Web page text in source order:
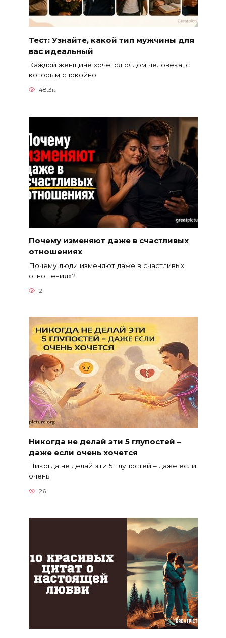
Тест: Узнайте, какой тип мужчины для
вас идеальный
Каждой женщине хочется рядом человека, с
которым спокойно
48.3к.
Почему изменяют даже в счастливых
отношениях
Почему люди изменяют даже в счастливых
отношениях?
2
Никогда не делай эти 5 глупостей –
даже если очень хочется
Никогда не делай эти 5 глупостей – даже если
очень
26